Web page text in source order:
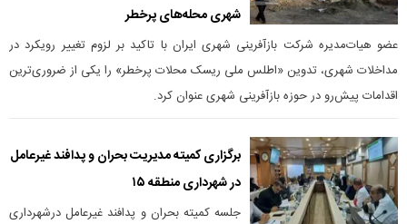
شهری محله‌های پرخطر
عضو هیات‌مدیره شرکت بازآفرینی شهری ایران با تاکید بر لزوم تغییر رویکرد در
مداخلات شهری، تدوین «اطلس ملی ریسک محلات پرخطر» را یکی از ضروری‌ترین
اقدامات پیش‌رو در حوزه بازآفرینی شهری عنوان کرد.
برگزاری کمیته مدیریت بحران و پدافند غیرعامل
در شهرداری منطقه ۱۵
جلسه کمیته بحران و پدافند غیرعامل درشهرداری